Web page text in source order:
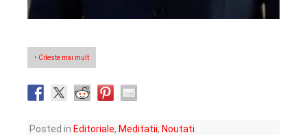
• Citeste mai mult
Posted in Editoriale, Meditatii, Noutati